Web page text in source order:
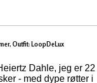
Outfit: LoopDeLux
Dahle, jeg er 22
- med dype røtter i